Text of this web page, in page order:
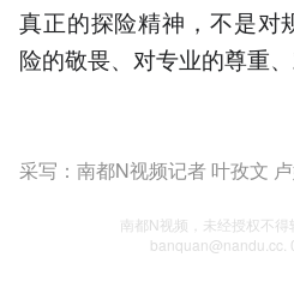
真正的探险精神，不是对
险的敬畏、对专业的尊重
采写：南都N视频记者 叶孜文
南都N视频，未经授权不
banquan@nandu.cc.